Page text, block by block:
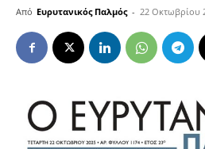
Από Ευρυτανικός Παλμός - 22 Οκτωβρίου